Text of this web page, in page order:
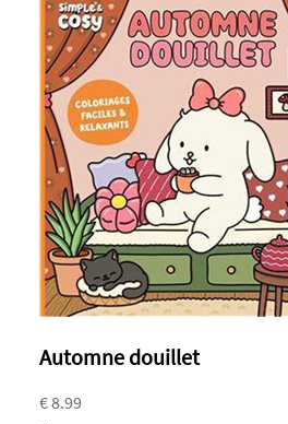
Automne douillet
€ 8.99